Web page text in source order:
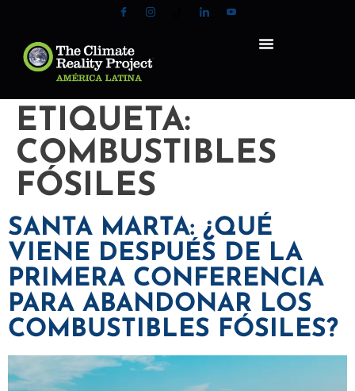
ETIQUETA:
COMBUSTIBLES
FÓSILES
SANTA MARTA: ¿QUÉ
VIENE DESPUÉS DE LA
PRIMERA CONFERENCIA
PARA ABANDONAR LOS
COMBUSTIBLES FÓSILES?